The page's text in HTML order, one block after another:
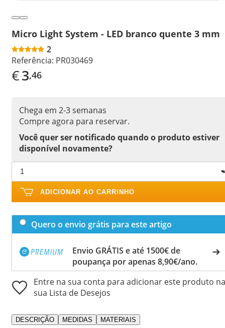
Micro Light System - LED branco quente 3 mm
2
Referência: PR030469
€3,46
Chega em 2-3 semanas
Compre agora para reservar.
Você quer ser notificado quando o produto estiver
disponível novamente?
ADICIONAR AO CARRINHO
Quero o envio grátis para este artigo
Envio GRÁTIS e até 1500€ de
poupança por apenas 8,90€/ano.
Entre na sua conta para adicionar este produto na
sua Lista de Desejos
DESCRIÇÃO MEDIDAS MATERIAIS